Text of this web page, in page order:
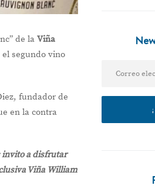
de laViña
segundo vino
fundador de
en la contra
invito a disfrutar
Viña William